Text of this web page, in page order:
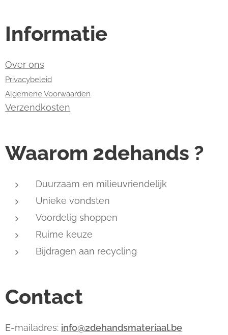
Informatie
Over ons
Privacybeleid
Algemene Voorwaarden
Verzendkosten
Waarom 2dehands ?
Duurzaam en milieuvriendelijk
Unieke vondsten
Voordelig shoppen
Ruime keuze
Bijdragen aan recycling
Contact
E-mailadres: info@2dehandsmateriaal.be